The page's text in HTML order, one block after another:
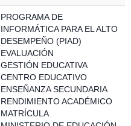
PROGRAMA DE
INFORMÁTICA PARA EL ALTO
DESEMPEÑO (PIAD)
EVALUACIÓN
GESTIÓN EDUCATIVA
CENTRO EDUCATIVO
ENSEÑANZA SECUNDARIA
RENDIMIENTO ACADÉMICO
MATRÍCULA